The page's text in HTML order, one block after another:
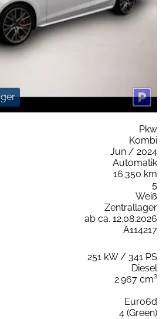
Pkw
Kombi
Jun / 2024
Automatik
16.350 km
5
Weiß
Zentrallager
ab ca. 12.08.2026
A114217
251 kW / 341 PS
Diesel
2.967 cm³
Euro6d
4 (Green)